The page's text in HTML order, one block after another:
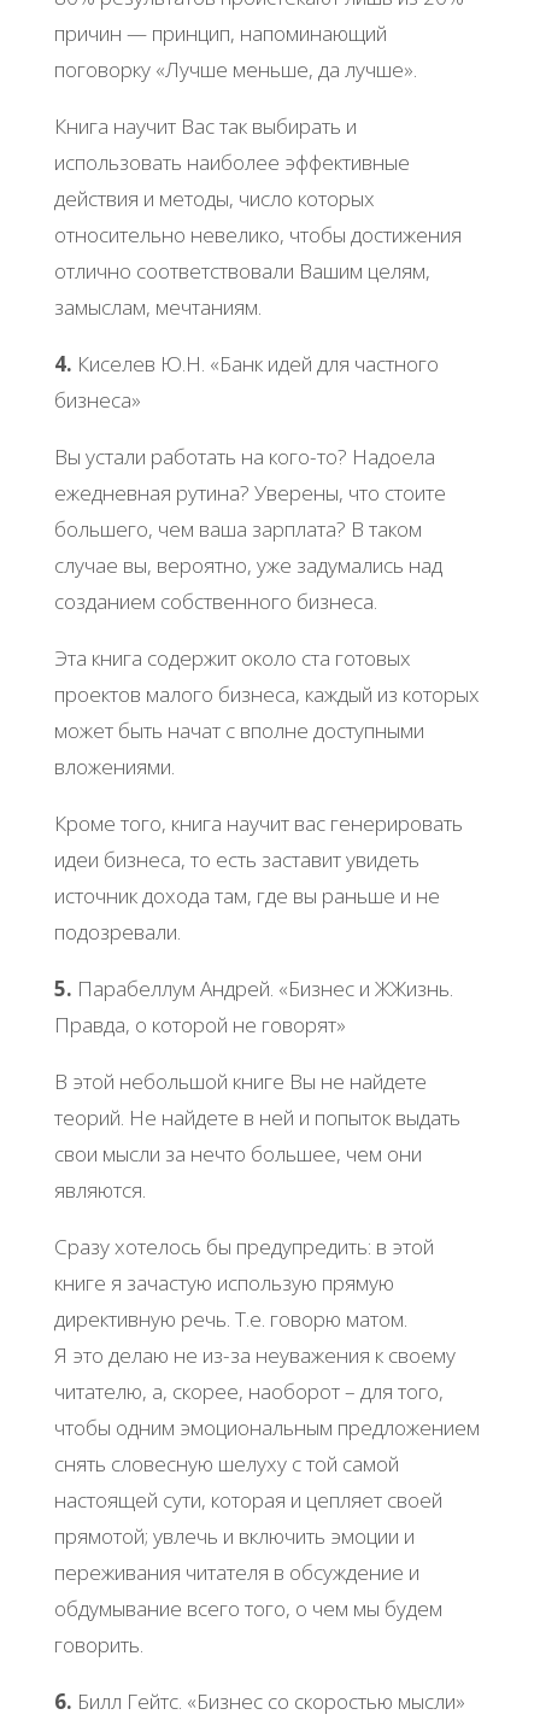
причин — принцип, напоминающий
поговорку «Лучше меньше, да лучше».
Книга научит Вас так выбирать и
использовать наиболее эффективные
действия и методы, число которых
относительно невелико, чтобы достижения
отлично соответствовали Вашим целям,
замыслам, мечтаниям.
4. Киселев Ю.Н. «Банк идей для частного
бизнеса»
Вы устали работать на кого-то? Надоела
ежедневная рутина? Уверены, что стоите
большего, чем ваша зарплата? В таком
случае вы, вероятно, уже задумались над
созданием собственного бизнеса.
Эта книга содержит около ста готовых
проектов малого бизнеса, каждый из которых
может быть начат с вполне доступными
вложениями.
Кроме того, книга научит вас генерировать
идеи бизнеса, то есть заставит увидеть
источник дохода там, где вы раньше и не
подозревали.
5. Парабеллум Андрей. «Бизнес и ЖЖизнь.
Правда, о которой не говорят»
В этой небольшой книге Вы не найдете
теорий. Не найдете в ней и попыток выдать
свои мысли за нечто большее, чем они
являются.
Сразу хотелось бы предупредить: в этой
книге я зачастую использую прямую
директивную речь. Т.е. говорю матом.
Я это делаю не из-за неуважения к своему
читателю, а, скорее, наоборот – для того,
чтобы одним эмоциональным предложением
снять словесную шелуху с той самой
настоящей сути, которая и цепляет своей
прямотой; увлечь и включить эмоции и
переживания читателя в обсуждение и
обдумывание всего того, о чем мы будем
говорить.
6. Билл Гейтс. «Бизнес со скоростью мысли»